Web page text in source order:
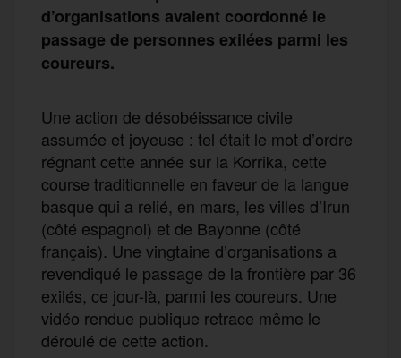
d’organisations avaient coordonné le
passage de personnes exilées parmi les
coureurs.
Une action de désobéissance civile
assumée et joyeuse : tel était le mot d’ordre
régnant cette année sur la Korrika, cette
course traditionnelle en faveur de la langue
basque qui a relié, en mars, les villes d’Irun
(côté espagnol) et de Bayonne (côté
français). Une vingtaine d’organisations a
revendiqué le passage de la frontière par 36
exilés, ce jour-là, parmi les coureurs. Une
vidéo rendue publique retrace même le
déroulé de cette action.